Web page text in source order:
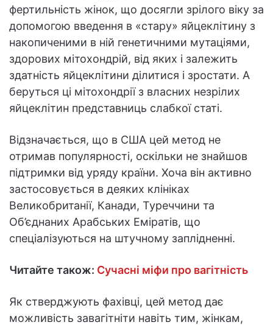
фертильність жінок, що досягли зрілого віку за
допомогою введення в «стару» яйцеклітину з
накопиченими в ній генетичними мутаціями,
здорових мітохондрій, від яких і залежить
здатність яйцеклітини ділитися і зростати. А
беруться ці мітохондрії з власних незрілих
яйцеклітин представниць слабкої статі.
Відзначається, що в США цей метод не
отримав популярності, оскільки не знайшов
підтримки від уряду країни. Хоча він активно
застосовується в деяких клініках
Великобританії, Канади, Туреччини та
Об’єднаних Арабських Еміратів, що
спеціалізуються на штучному заплідненні.
Читайте також: Сучасні міфи про вагітність
Як стверджують фахівці, цей метод дає
можливість завагітніти навіть тим, жінкам,